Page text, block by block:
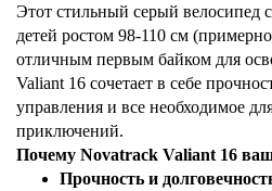
Этот стильный серый велосипед
детей ростом 98-110 см
отличным первым байком для
Valiant 16 сочетает в себе
управления и все необходимое
приключений.
Почему Novatrack Valiant 16
Прочность и